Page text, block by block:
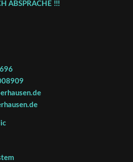
ABSPRACHE !!!